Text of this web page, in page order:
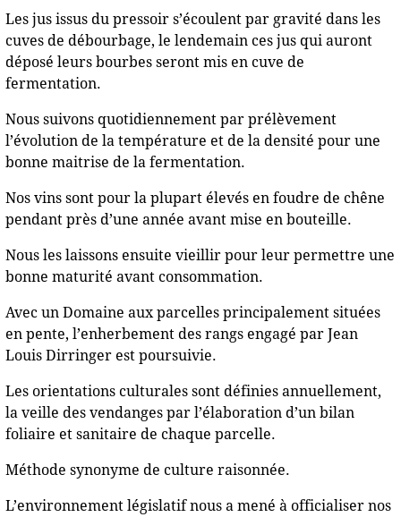
Les jus issus du pressoir s’écoulent par gravité dans les
cuves de débourbage, le lendemain ces jus qui auront
déposé leurs bourbes seront mis en cuve de
fermentation.
Nous suivons quotidiennement par prélèvement
l’évolution de la température et de la densité pour une
bonne maitrise de la fermentation.
Nos vins sont pour la plupart élevés en foudre de chêne
pendant près d’une année avant mise en bouteille.
Nous les laissons ensuite vieillir pour leur permettre une
bonne maturité avant consommation.
Avec un Domaine aux parcelles principalement situées
en pente, l’enherbement des rangs engagé par Jean
Louis Dirringer est poursuivie.
Les orientations culturales sont définies annuellement,
la veille des vendanges par l’élaboration d’un bilan
foliaire et sanitaire de chaque parcelle.
Méthode synonyme de culture raisonnée.
L’environnement législatif nous a mené à officialiser nos